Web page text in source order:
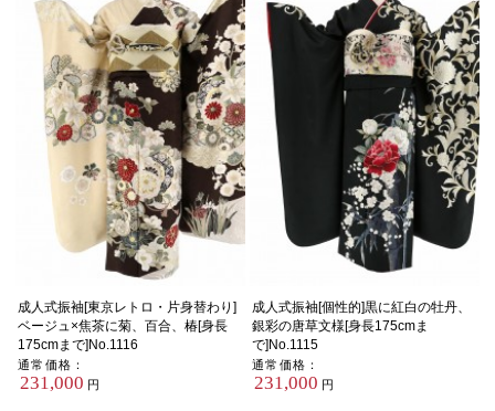
成人式振袖[東京レトロ・片身替わり]
ベージュ×焦茶に菊、百合、椿[身長
175cmまで]No.1116
通常価格：
231,000 円
成人式振袖[個性的]黒に紅白の牡丹、
銀彩の唐草文様[身長175cmま
で]No.1115
通常価格：
231,000 円